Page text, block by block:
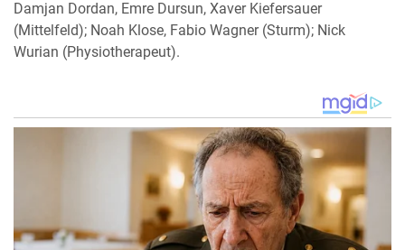
Damjan Dordan, Emre Dursun, Xaver Kiefersauer
(Mittelfeld); Noah Klose, Fabio Wagner (Sturm); Nick
Wurian (Physiotherapeut).